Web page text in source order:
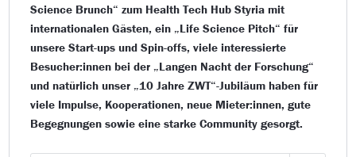
Science Brunch“ zum Health Tech Hub Styria mit
internationalen Gästen, ein „Life Science Pitch“ für
unsere Start-ups und Spin-offs, viele interessierte
Besucher:innen bei der „Langen Nacht der Forschung“
und natürlich unser „10 Jahre ZWT“-Jubiläum haben für
viele Impulse, Kooperationen, neue Mieter:innen, gute
Begegnungen sowie eine starke Community gesorgt.